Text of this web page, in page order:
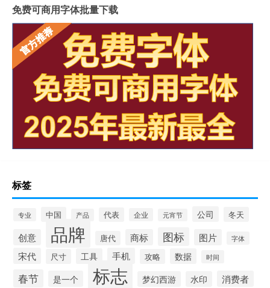
免费可商用字体批量下载
标签
专业 中国 产品 代表 企业 元宵节 公司 冬天
创意 品牌 唐代 商标 图标 图片 字体
宋代 尺寸 工具 手机 攻略 数据 时间
春节 是一个 标志 梦幻西游 水印 消费者